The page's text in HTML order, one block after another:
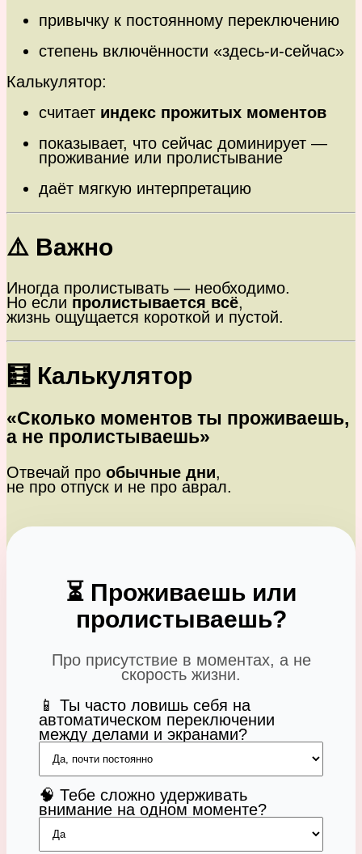
привычку к постоянному переключению
степень включённости «здесь-и-сейчас»
Калькулятор:
считает индекс прожитых моментов
показывает, что сейчас доминирует —
проживание или пролистывание
даёт мягкую интерпретацию
⚠️ Важно
Иногда пролистывать — необходимо.
Но если пролистывается всё,
жизнь ощущается короткой и пустой.
🧮 Калькулятор
«Сколько моментов ты проживаешь,
а не пролистываешь»
Отвечай про обычные дни,
не про отпуск и не про аврал.
⏳ Проживаешь или
пролистываешь?
Про присутствие в моментах, а не
скорость жизни.
📱 Ты часто ловишь себя на
автоматическом переключении
между делами и экранами?
🧠 Тебе сложно удерживать
внимание на одном моменте?